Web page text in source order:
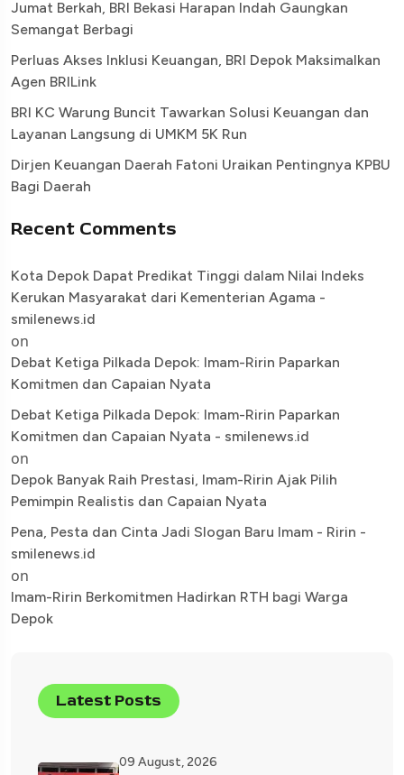
Jumat Berkah, BRI Bekasi Harapan Indah Gaungkan
Semangat Berbagi
Perluas Akses Inklusi Keuangan, BRI Depok Maksimalkan
Agen BRILink
BRI KC Warung Buncit Tawarkan Solusi Keuangan dan
Layanan Langsung di UMKM 5K Run
Dirjen Keuangan Daerah Fatoni Uraikan Pentingnya KPBU
Bagi Daerah
Recent Comments
Kota Depok Dapat Predikat Tinggi dalam Nilai Indeks
Kerukan Masyarakat dari Kementerian Agama -
smilenews.id
on
Debat Ketiga Pilkada Depok: Imam-Ririn Paparkan
Komitmen dan Capaian Nyata
Debat Ketiga Pilkada Depok: Imam-Ririn Paparkan
Komitmen dan Capaian Nyata - smilenews.id
on
Depok Banyak Raih Prestasi, Imam-Ririn Ajak Pilih
Pemimpin Realistis dan Capaian Nyata
Pena, Pesta dan Cinta Jadi Slogan Baru Imam - Ririn -
smilenews.id
on
Imam-Ririn Berkomitmen Hadirkan RTH bagi Warga
Depok
Latest Posts
09 August, 2026